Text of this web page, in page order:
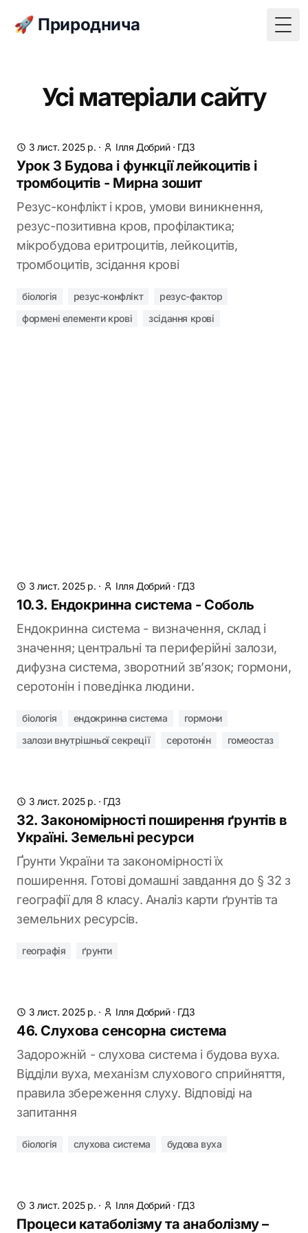
🚀 Природнича
Усі матеріали сайту
3 лист. 2025 р. · Ілля Добрий· ГДЗ
Урок 3 Будова і функції лейкоцитів і
тромбоцитів - Мирна зошит
Резус-конфлікт і кров, умови виникнення,
резус-позитивна кров, профілактика;
мікробудова еритроцитів, лейкоцитів,
тромбоцитів, зсідання крові
біологія резус-конфлікт
резус-фактор
формені елементи крові
зсідання крові
3 лист. 2025 р. · Ілля Добрий· ГДЗ
10.3. Ендокринна система - Соболь
Ендокринна система - визначення, склад і
значення; центральні та периферійні залози,
дифузна система, зворотний зв’язок; гормони,
серотонін і поведінка людини.
біологія ендокринна система
гормони
залози внутрішньої секреції
серотонін гомеостаз
3 лист. 2025 р. · ГДЗ
32. Закономірності поширення ґрунтів в
Україні. Земельні ресурси
Ґрунти України та закономірності їх
поширення. Готові домашні завдання до § 32 з
географії для 8 класу. Аналіз карти ґрунтів та
земельних ресурсів.
географія ґрунти
3 лист. 2025 р. · Ілля Добрий· ГДЗ
46. Слухова сенсорна система
Задорожній - слухова система і будова вуха.
Відділи вуха, механізм слухового сприйняття,
правила збереження слуху. Відповіді на
запитання
біологія слухова система будова вуха
3 лист. 2025 р. · Ілля Добрий· ГДЗ
Процеси катаболізму та анаболізму –